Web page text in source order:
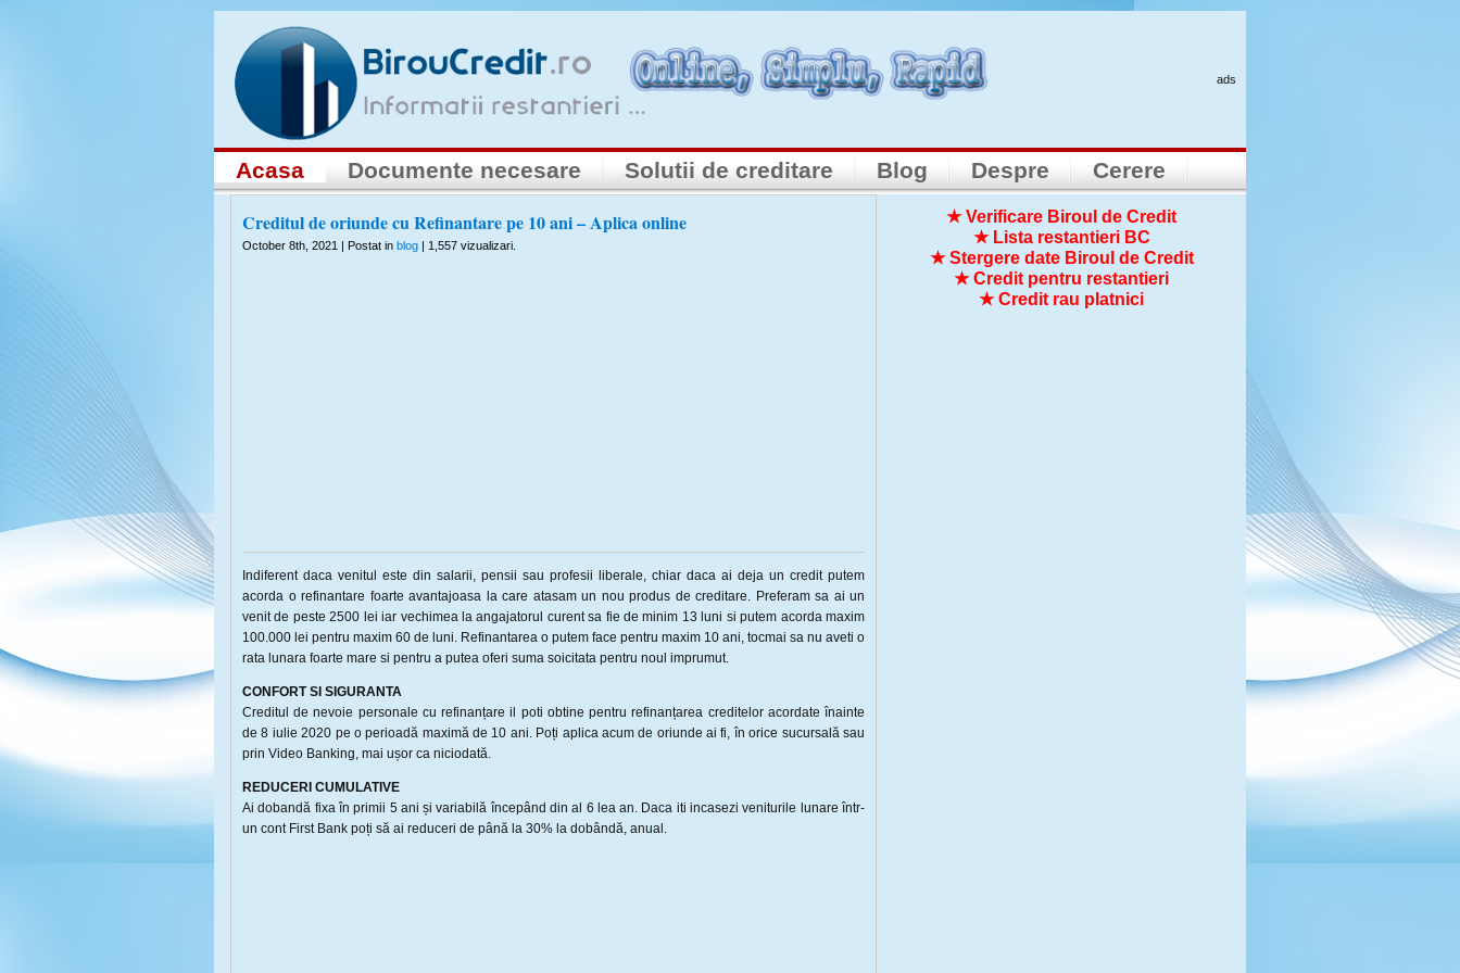
ads
Acasa Documente necesare Solutii de creditare Blog Despre Cerere
Creditul de oriunde cu Refinantare pe 10 ani – Aplica online
October 8th, 2021 | Postat in blog | 1,557 vizualizari.
Indiferent daca venitul este din salarii, pensii sau profesii liberale, chiar daca ai deja un credit putem
acorda o refinantare foarte avantajoasa la care atasam un nou produs de creditare. Preferam sa ai un
venit de peste 2500 lei iar vechimea la angajatorul curent sa fie de minim 13 luni si putem acorda maxim
100.000 lei pentru maxim 60 de luni. Refinantarea o putem face pentru maxim 10 ani, tocmai sa nu aveti o
rata lunara foarte mare si pentru a putea oferi suma soicitata pentru noul imprumut.
CONFORT SI SIGURANTA
Creditul de nevoie personale cu refinanțare il poti obtine pentru refinanțarea creditelor acordate înainte
de 8 iulie 2020 pe o perioadă maximă de 10 ani. Poți aplica acum de oriunde ai fi, în orice sucursală sau
prin Video Banking, mai ușor ca niciodată.
REDUCERI CUMULATIVE
Ai dobandă fixa în primii 5 ani și variabilă începând din al 6 lea an. Daca iti incasezi veniturile lunare într-
un cont First Bank poți să ai reduceri de până la 30% la dobândă, anual.
★ Verificare Biroul de Credit
★ Lista restantieri BC
★ Stergere date Biroul de Credit
★ Credit pentru restantieri
★ Credit rau platnici